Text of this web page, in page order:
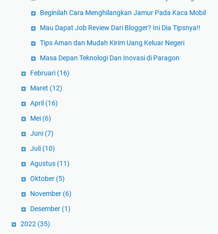
Beginilah Cara Menghilangkan Jamur Pada Kaca Mobil
Mau Dapat Job Review Dari Blogger? Ini Dia Tipsnya!!
Tips Aman dan Mudah Kirim Uang Keluar Negeri
Masa Depan Teknologi Dan Inovasi di Paragon
Februari (16)
Maret (12)
April (16)
Mei (6)
Juni (7)
Juli (10)
Agustus (11)
Oktober (5)
November (6)
Desember (1)
2022 (35)